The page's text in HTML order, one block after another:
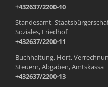
+432637/2200-10
Standesamt,
Soziales, Friedhof
+432637/2200-11
Buchhaltung, Hort,
Steuern, Abgaben, Amtskassa
+432637/2200-13